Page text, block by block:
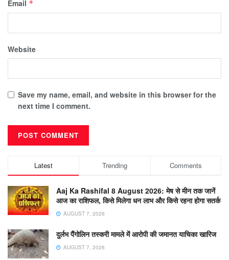
Email *
Website
Save my name, email, and website in this browser for the
next time I comment.
Latest Trending Comments
Aaj Ka Rashifal 8 August 2026: मेष से मीन तक जानें
आज का राशिफल, किसे मिलेगा धन लाभ और किसे रहना होगा सतर्क
AUGUST 7, 2026
दुर्लभ पैंगोलिन तस्करी मामले में आरोपी की जमानत याचिका खारिज
AUGUST 7, 2026